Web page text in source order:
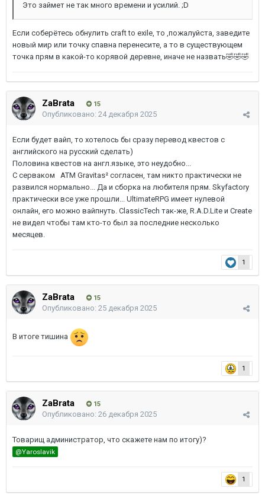
Это займет не так много времени и усилий. ;D
Если соберётесь обнулить craft to exile, то ,пожалуйста, заведите
новый мир или точку спавна перенесите, а то в существующем
точка прям в какой-то корявой деревне, иначе не назвать🤣🤣🤣
ZaBrata 15
Опубликовано: 24 декабря 2025
Если будет вайп, то хотелось бы сразу перевод квестов с
английского на русский сделать)
Половина квестов на англ.языке, это неудобно...
С серваком
ATM Gravitas² согласен, там никто практически не
развился нормально... Да и сборка на любителя прям. Skyfactory
практически все уже прошли... UltimateRPG имеет нулевой
онлайн, его можно вайпнуть. ClassicTech так-же, R.A.D.Lite и Create
не видел чтобы там кто-то был за последние несколько
месяцев.
1
ZaBrata 15
Опубликовано: 25 декабря 2025
В итоге тишина
1
ZaBrata 15
Опубликовано: 26 декабря 2025
Товарищ администратор, что скажете нам по итогу)?
@Yaroslavik
1